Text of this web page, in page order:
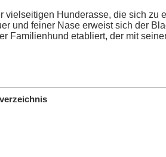
Hunderasse, die sich zu
und feiner Nase erweist sich der
Familienhund etabliert, der mit